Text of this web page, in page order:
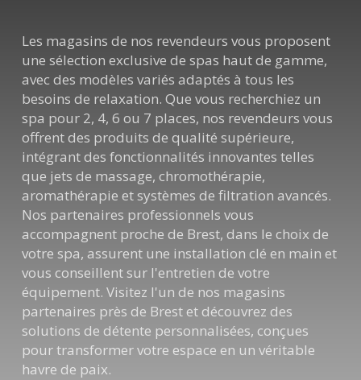
Les magasins de nos revendeurs vous proposent
une sélection exclusive de spas haut de gamme,
avec des modèles variés adaptés à tous les
besoins de relaxation. Que vous recherchiez un
spa pour 2, 4, 6 ou 7 places, nos revendeurs vous
offrent des produits de qualité supérieure,
intégrant des fonctionnalités innovantes telles
que jets de massage, chromothérapie,
aromathérapie et systèmes de filtration avancés.
Nos partenaires professionnels vous
accompagnent proche de Brest, dans le choix de
votre spa, assurent une installation clé en main et
vous conseillent sur l'entretien de votre
équipement. Visitez l'un de nos magasins
partenaires près de Brest et découvrez des
solutions de détente personnalisées, conçues
pour transformer votre espace en un véritable
havre de paix.